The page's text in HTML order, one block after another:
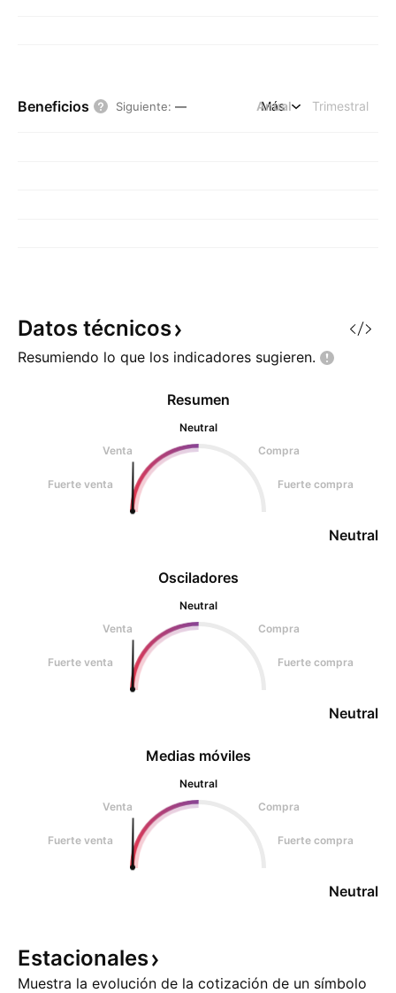
Beneficios Siguiente: — Anual Trimestral
Más
Datos técnicos
Resumiendo lo que los indicadores sugieren.
Osciladores
Neutral
Venta
Compra
Fuerte venta Fuerte compra
Neutral
Resumen
Neutral
Venta
Compra
Fuerte venta Fuerte compra
Neutral
Medias móviles
Neutral
Venta
Compra
Fuerte venta Fuerte compra
Neutral
Estacionales
Muestra la evolución de la cotización de un símbolo